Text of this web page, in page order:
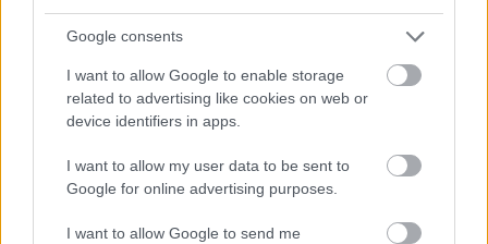
Google consents
I want to allow Google to enable storage
related to advertising like cookies on web or
device identifiers in apps.
I want to allow my user data to be sent to
Google for online advertising purposes.
I want to allow Google to send me
imici77
15 éve
: néhány rvp tripla-dupla majd a Ti
gondjaitok oldja meg:)